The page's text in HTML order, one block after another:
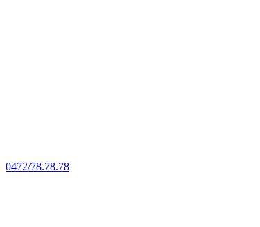
0472/78.78.78